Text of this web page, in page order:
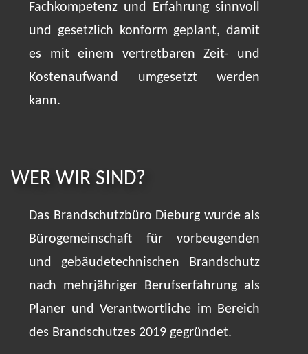
Fachkompetenz und Erfahrung sinnvoll
und gesetzlich konform geplant, damit
es mit einem vertretbaren Zeit- und
Kostenaufwand umgesetzt werden
kann.
WER WIR SIND?
Das Brandschutzbüro Dieburg wurde als
Bürogemeinschaft für vorbeugenden
und gebäudetechnischen Brandschutz
nach mehrjähriger Berufserfahrung als
Planer und Verantwortliche im Bereich
des Brandschutzes 2019 gegründet.